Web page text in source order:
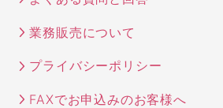
業務販売について
プライバシーポリシー
FAXでお申込みのお客様へ